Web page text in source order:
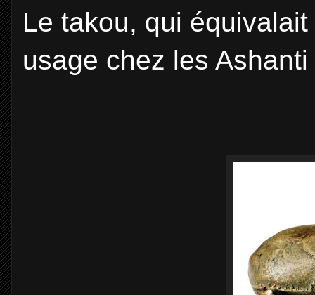
Le takou, qui
usage chez les